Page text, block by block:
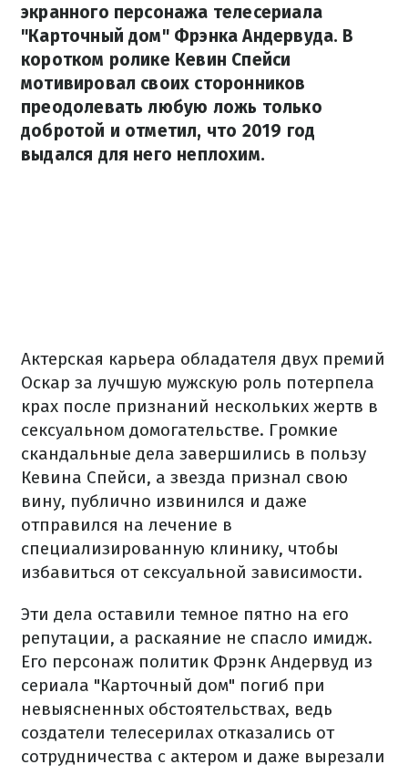
экранного персонажа телесериала
"Карточный дом" Фрэнка Андервуда. В
коротком ролике Кевин Спейси
мотивировал своих сторонников
преодолевать любую ложь только
добротой и отметил, что 2019 год
выдался для него неплохим.
Актерская карьера обладателя двух премий
Оскар за лучшую мужскую роль потерпела
крах после признаний нескольких жертв в
сексуальном домогательстве. Громкие
скандальные дела завершились в пользу
Кевина Спейси, а звезда признал свою
вину, публично извинился и даже
отправился на лечение в
специализированную клинику, чтобы
избавиться от сексуальной зависимости.
Эти дела оставили темное пятно на его
репутации, а раскаяние не спасло имидж.
Его персонаж политик Фрэнк Андервуд из
сериала "Карточный дом" погиб при
невыясненных обстоятельствах, ведь
создатели телесерилах отказались от
сотрудничества с актером и даже вырезали